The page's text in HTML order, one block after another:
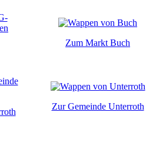
Zum Markt Buch
Zur Gemeinde Unterroth